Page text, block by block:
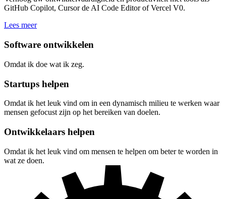
GitHub Copilot, Cursor de AI Code Editor of Vercel V0.
Lees meer
Software ontwikkelen
Omdat ik doe wat ik zeg.
Startups helpen
Omdat ik het leuk vind om in een dynamisch milieu te werken waar
mensen gefocust zijn op het bereiken van doelen.
Ontwikkelaars helpen
Omdat ik het leuk vind om mensen te helpen om beter te worden in
wat ze doen.